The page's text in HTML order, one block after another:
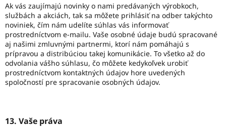
Ak vás zaujímajú novinky o nami predávaných výrobkoch,
službách a akciách, tak sa môžete prihlásiť na odber takýchto
noviniek, čím nám udelíte súhlas vás informovať
prostredníctvom e-mailu. Vaše osobné údaje budú spracované
aj našimi zmluvnými partnermi, ktorí nám pomáhajú s
prípravou a distribúciou takej komunikácie. To všetko až do
odvolania vášho súhlasu, čo môžete kedykoľvek urobiť
prostredníctvom kontaktných údajov hore uvedených
spoločností pre spracovanie osobných údajov.
13. Vaše práva